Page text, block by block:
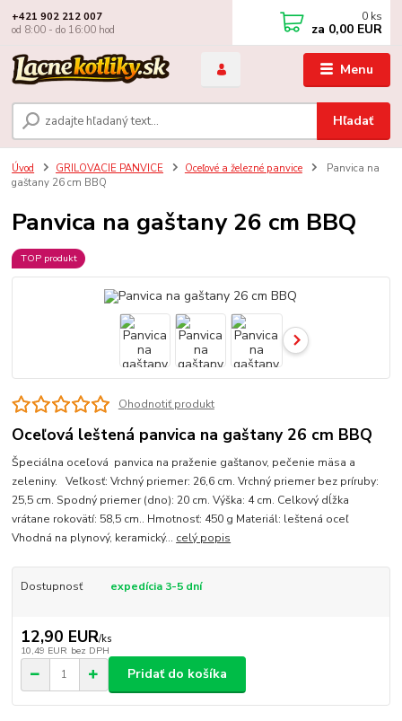
Menu
Hľadať
+421 902 212 007
od 8:00 - do 16:00 hod
0 ks
za 0,00 EUR
Úvod GRILOVACIE PANVICE Oceľové a železné panvice
Panvica na
gaštany 26 cm BBQ
Panvica na gaštany 26 cm BBQ
TOP produkt
Ohodnotiť produkt
Oceľová leštená panvica na gaštany 26 cm BBQ
Špeciálna oceľová panvica na praženie gaštanov, pečenie mäsa a
zeleniny. Veľkosť: Vrchný priemer: 26,6 cm. Vrchný priemer bez príruby:
25,5 cm. Spodný priemer (dno): 20 cm. Výška: 4 cm. Celkový dĺžka
vrátane rokovätí: 58,5 cm.. Hmotnosť: 450 g Materiál: leštená oceľ
Vhodná na plynový, keramický... celý popis
Dostupnosť expedícia 3-5 dní
12,90 EUR/ks
10,49 EUR bez DPH
Pridať do košíka